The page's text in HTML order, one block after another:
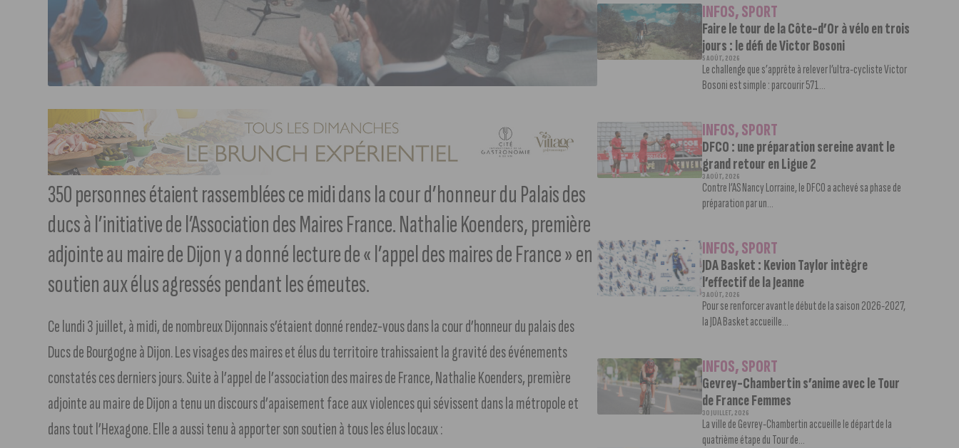
350 personnes étaient rassemblées ce midi dans la cour d’honneur du Palais des
ducs à l’initiative de l’Association des Maires France. Nathalie Koenders, première
adjointe au maire de Dijon y a donné lecture de « l’appel des maires de France » en
soutien aux élus agressés pendant les émeutes.
Ce lundi 3 juillet, à midi, de nombreux Dijonnais s’étaient donné rendez-vous dans la cour d’honneur du palais des
Ducs de Bourgogne à Dijon. Les visages des maires et élus du territoire trahissaient la gravité des événements
constatés ces derniers jours. Suite à l’appel de l’association des maires de France, Nathalie Koenders, première
adjointe au maire de Dijon a tenu un discours d’apaisement face aux violences qui sévissent dans la métropole et
dans tout l’Hexagone. Elle a aussi tenu à apporter son soutien à tous les élus locaux :
INFOS,SPORT
Faire le tour de la Côte-d’Or à vélo en trois
jours : le défi de Victor Bosoni
5 AOÛT, 2026
Le challenge que s’apprête à relever l’ultra-cycliste Victor
Bosoni est simple : parcourir 571...
INFOS,SPORT
DFCO : une préparation sereine avant le
grand retour en Ligue 2
3 AOÛT, 2026
Contre l’AS Nancy Lorraine, le DFCO a achevé sa phase de
préparation par un...
INFOS,SPORT
JDA Basket : Kevion Taylor intègre
l’effectif de la Jeanne
3 AOÛT, 2026
Pour se renforcer avant le début de la saison 2026-2027,
la JDA Basket accueille...
INFOS,SPORT
Gevrey-Chambertin s’anime avec le Tour
de France Femmes
30 JUILLET, 2026
La ville de Gevrey-Chambertin accueille le départ de la
quatrième étape du Tour de...